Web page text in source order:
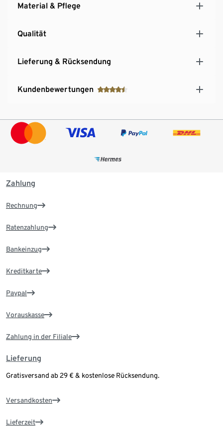
Material & Pflege
Qualität
Lieferung & Rücksendung
Kundenbewertungen
Zahlung
Rechnung
Ratenzahlung
Bankeinzug
Kreditkarte
Paypal
Vorauskasse
Zahlung in der Filiale
Lieferung
Gratisversand ab 29 € & kostenlose Rücksendung.
Versandkosten
Lieferzeit